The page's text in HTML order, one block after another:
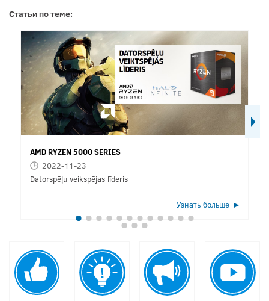
Статьи по теме:
AMD RYZEN 5000 SERIES
2022-11-23
Datorspēļu veikspējas līderis
Узнать больше